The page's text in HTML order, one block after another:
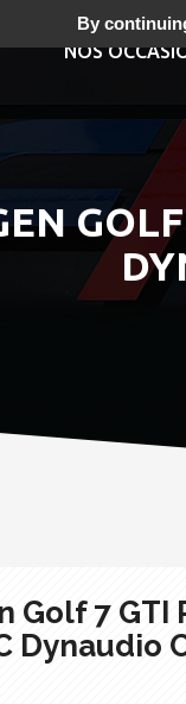
NOS
Golf 7 GTI
Dynaudio
By